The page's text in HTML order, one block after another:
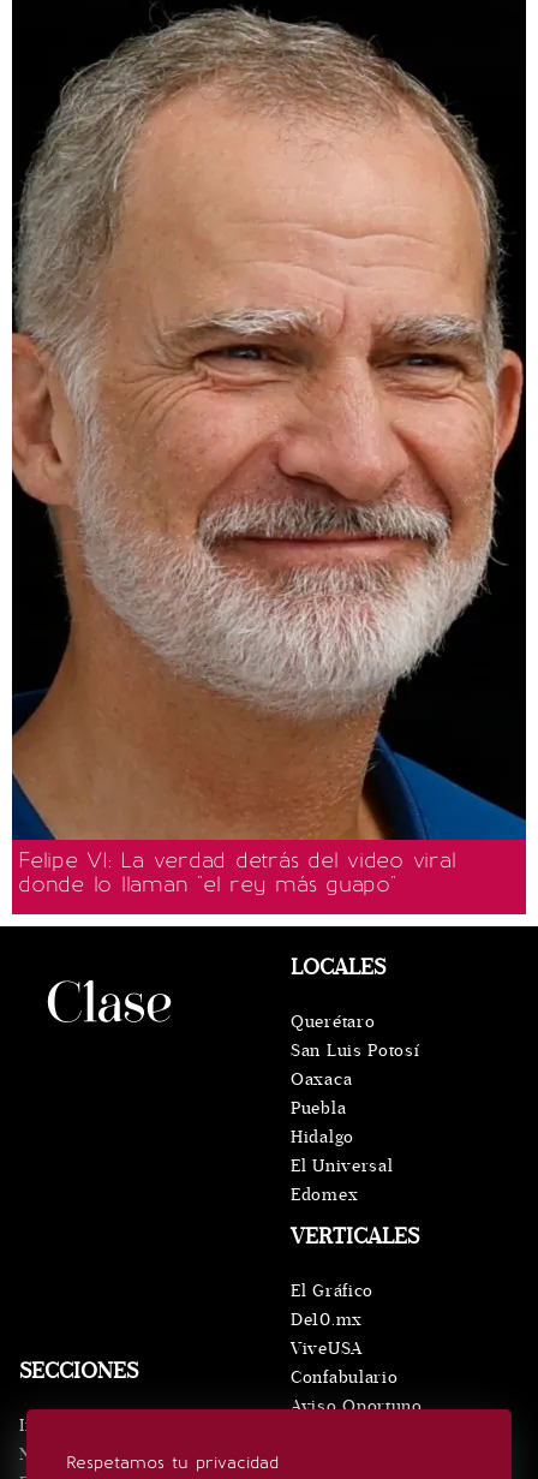
Felipe VI: La verdad detrás del video viral
donde lo llaman "el rey más guapo"
Respetamos tu privacidad
SECCIONES
Inicio
Noticias
VERTICALES
El Gráfico
De10.mx
ViveUSA
Confabulario
Aviso Oportuno
LOCALES
Querétaro
San Luis Potosí
Oaxaca
Puebla
Hidalgo
El Universal
Edomex